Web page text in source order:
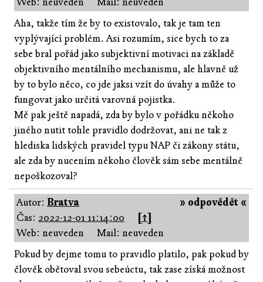
Aha, takže tím že by to existovalo, tak je tam ten
vyplývající problém. Asi rozumím, sice bych to za
sebe bral pořád jako subjektivní motivaci na základě
objektivního mentálního mechanismu, ale hlavně už
by to bylo něco, co jde jaksi vzít do úvahy a může to
fungovat jako určitá varovná pojistka.
Mě pak ještě napadá, zda by bylo v pořádku někoho
jiného nutit tohle pravidlo dodržovat, ani ne tak z
hlediska lidských pravidel typu NAP či zákony státu,
ale zda by nucením někoho člověk sám sebe mentálně
nepoškozoval?
» odpovědět «
Autor: Bratva
Čas: 2022-12-01 11:14:00
[↑]
Web: neuveden
Mail: neuveden
Pokud by dejme tomu to pravidlo platilo, pak pokud by
člověk obětoval svou sebeúctu, tak zase získá možnost